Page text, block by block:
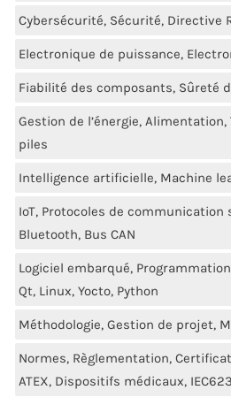
Cybersécurité, Sécurité, Directive
Electronique de puissance,
Fiabilité des composants, Sûreté
Gestion de l’énergie,
piles
Intelligence artificielle, Machine
IoT, Protocoles de communication
Bluetooth, Bus CAN
Logiciel embarqué,
Qt, Linux, Yocto, Python
Méthodologie, Gestion de projet,
Normes, Règlementation,
ATEX, Dispositifs médicaux,